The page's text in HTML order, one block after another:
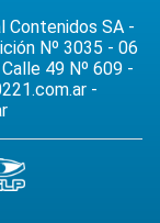
Contenidos SA -
Nº 3035 - 06
49 Nº 609 -
-